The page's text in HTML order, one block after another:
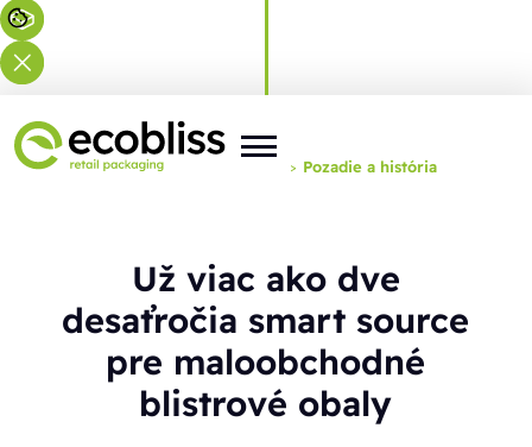
Nachádzate sa tu: Domov > Pozadie a história
Už viac ako dve
desaťročia smart source
pre maloobchodné
blistrové obaly